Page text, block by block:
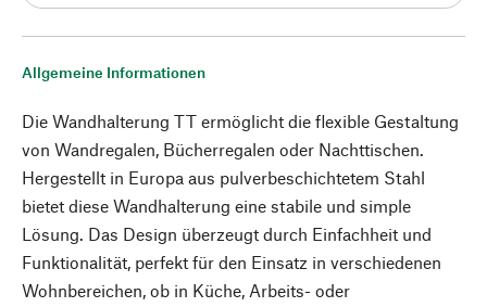
Allgemeine Informationen
Die Wandhalterung TT ermöglicht die flexible Gestaltung
von Wandregalen, Bücherregalen oder Nachttischen.
Hergestellt in Europa aus pulverbeschichtetem Stahl
bietet diese Wandhalterung eine stabile und simple
Lösung. Das Design überzeugt durch Einfachheit und
Funktionalität, perfekt für den Einsatz in verschiedenen
Wohnbereichen, ob in Küche, Arbeits- oder